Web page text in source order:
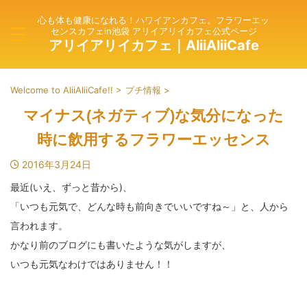
心も体も健康になれる！ハワイアンカフェ。フラワーエッ
センスカフェin池袋 アリイアリイカフェ公式ページ
アリイアリイカフェ｜AliiAliiCafe
Welcome to AliiAliiCafe!! > プチ情報 >
マイナス(ネガティブ)な気分になった
時に飲用するフラワーエッセンス
2016年3月24日
最近(いえ、ずっと昔から)、
「いつも元気で、どんな時も前向きでいいですね～」と、人から
言われます。
かなり前のブログにも書いたような気がしますが、
いつも元気なわけではありません！！